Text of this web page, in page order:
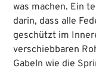
was machen. Ein
darin, dass alle
geschützt im
verschiebbaren
Gabeln wie die